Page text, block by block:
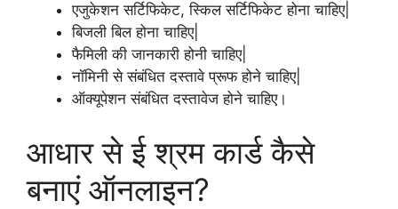
एजुकेशन सर्टिफिकेट, स्किल सर्टिफिकेट होना चाहिए|
बिजली बिल होना चाहिए|
फैमिली की जानकारी होनी चाहिए|
नॉमिनी से संबंधित दस्तावे प्रूफ होने चाहिए|
ऑक्यूपेशन संबंधित दस्तावेज होने चाहिए।
आधार से ई श्रम कार्ड कैसे
बनाएं ऑनलाइन?